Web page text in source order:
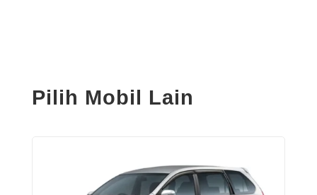
Pilih Mobil Lain